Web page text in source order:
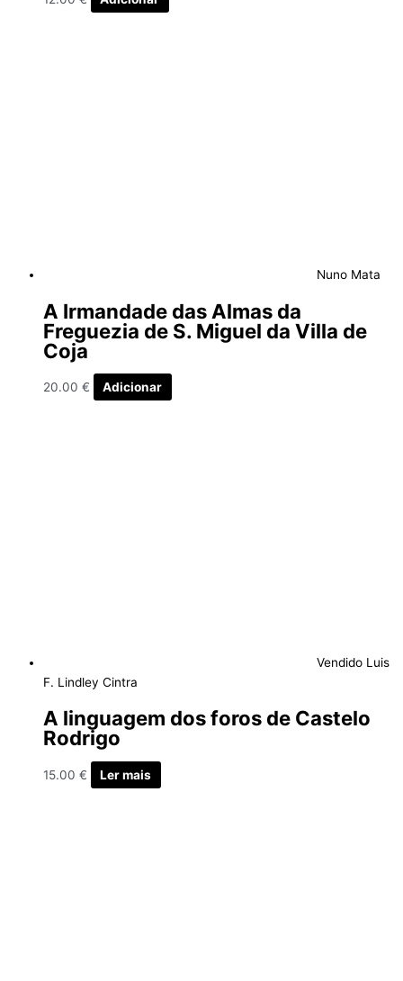
Nuno Mata
A Irmandade das Almas da
Freguezia de S. Miguel da Villa de
Coja
20.00 € Adicionar
Vendido Luis
F. Lindley Cintra
A linguagem dos foros de Castelo
Rodrigo
15.00 € Ler mais